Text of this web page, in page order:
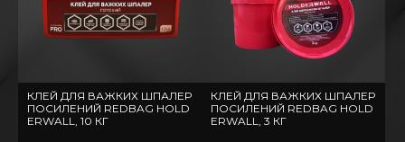
КЛЕЙ ДЛЯ ВАЖКИХ ШПАЛЕР
ПОСИЛЕНИЙ REDBAG HOLD
ERWALL, 10 КГ
КЛЕЙ ДЛЯ ВАЖКИХ ШПАЛЕР
ПОСИЛЕНИЙ REDBAG HOLD
ERWALL, 3 КГ